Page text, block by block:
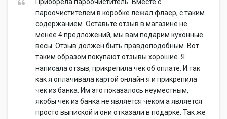
пароочистителем в коробке лежал флаер, с таким
содержанием. Оставьте отзыв в магазине не
менее 4 предложений, мы вам подарим кухонные
весы. Отзыв должен быть правдоподобным. Вот
таким образом покупают отзывы хорошие. Я
написала отзыв, прикрепила чек об оплате. И так
как я оплачивала картой онлайн я и прикрепила
чек из банка. Им это показалось неуместным,
якобы чек из банка не является чеком а является
просто выпиской и они отказали в подарке. Так же